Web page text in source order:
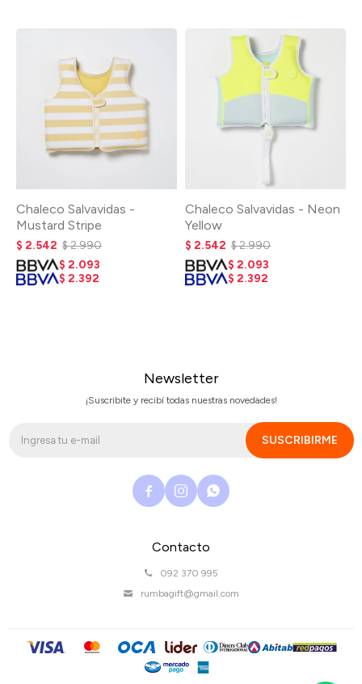
Chaleco Salvavidas -
Mustard Stripe
$ 2.542 $2.990
$ 2.093
$ 2.392
Chaleco Salvavidas - Neon
Yellow
$ 2.542 $2.990
$ 2.093
$ 2.392
Contacto
092 370 995
rumbagift@gmail.com
Newsletter
¡Suscribite y recibí todas nuestras novedades!
SUSCRIBIRME
  